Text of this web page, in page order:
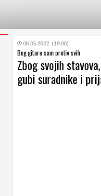
08.05.2022. (19:00)
Bog gitare sam protiv svih
Zbog svojih
gubi suradnike i